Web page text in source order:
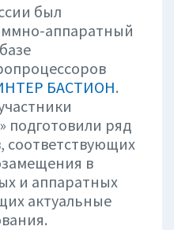
был
аппаратный
БАСТИОН.
подготовили ряд
соответствующих
в
и аппаратных
актуальные